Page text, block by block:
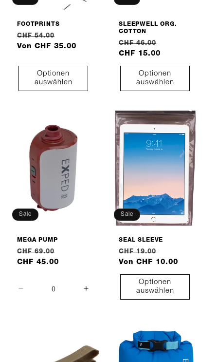
FOOTPRINTS
Normaler
Preis
CHF 54.00
Von CHF 35.00
Optionen
auswählen
SLEEPWELL ORG.
COTTON
Normaler
Preis
CHF 46.00
CHF 15.00
Optionen
auswählen
Sale
MEGA PUMP
Normaler
Preis
CHF 69.00
CHF 45.00
Verringere
Erhöhe
Title
Sale
SEAL SLEEVE
Normaler
Preis
CHF 19.00
Von CHF 10.00
Optionen
auswählen